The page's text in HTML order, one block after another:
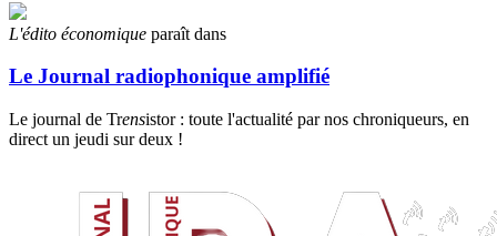
L'édito économique paraît dans
Le Journal radiophonique amplifié
Le journal de Trensistor : toute l'actualité par nos chroniqueurs, en
direct un jeudi sur deux !